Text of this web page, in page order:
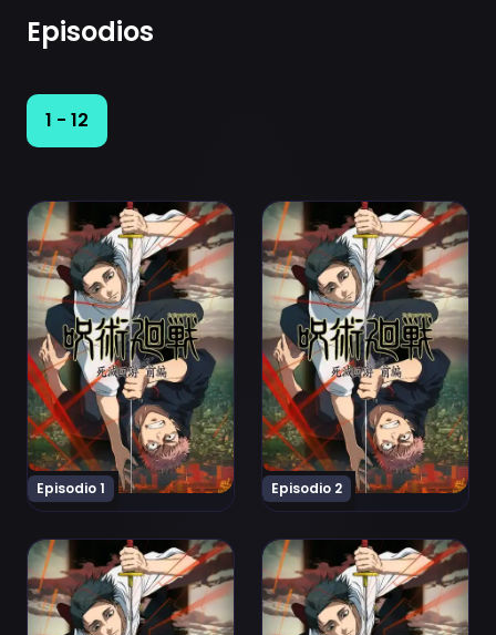
Episodios
1 - 12
Episodio 1
Ver Jujutsu Kaisen: Shimetsu Kaiyuu - Zenpen Episodio
Episodio 2
Ver Jujutsu Kaisen:
Ver Jujutsu Kaisen: Shimetsu Kaiyuu - Zenpen Episodio
Ver Jujutsu Kaisen: